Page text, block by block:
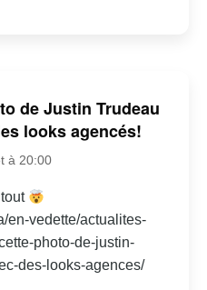
de Justin Trudeau
looks agencés!
à 20:00
en-vedette/actualites-
photo-de-justin-
des-looks-agences/